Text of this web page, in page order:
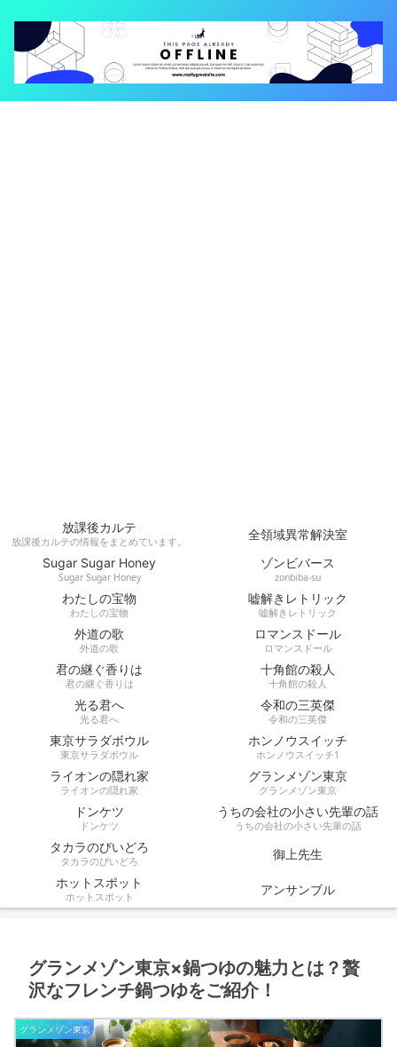
放課後カルテ
放課後カルテの情報をまとめています。
全領域異常解決室
Sugar Sugar Honey
Sugar Sugar Honey
ゾンビバース
zonbiba-su
わたしの宝物
わたしの宝物
嘘解きレトリック
嘘解きレトリック
外道の歌
外道の歌
ロマンスドール
ロマンスドール
君の継ぐ香りは
君の継ぐ香りは
十角館の殺人
十角館の殺人
光る君へ
光る君へ
令和の三英傑
令和の三英傑
東京サラダボウル
東京サラダボウル
ホンノウスイッチ
ホンノウスイッチ1
ライオンの隠れ家
ライオンの隠れ家
グランメゾン東京
グランメゾン東京
ドンケツ
ドンケツ
うちの会社の小さい先輩の話
うちの会社の小さい先輩の話
タカラのびいどろ
タカラのびいどろ
御上先生
ホットスポット
ホットスポット アンサンブル
グランメゾン東京×鍋つゆの魅力とは？贅
沢なフレンチ鍋つゆをご紹介！
グランメゾン東京